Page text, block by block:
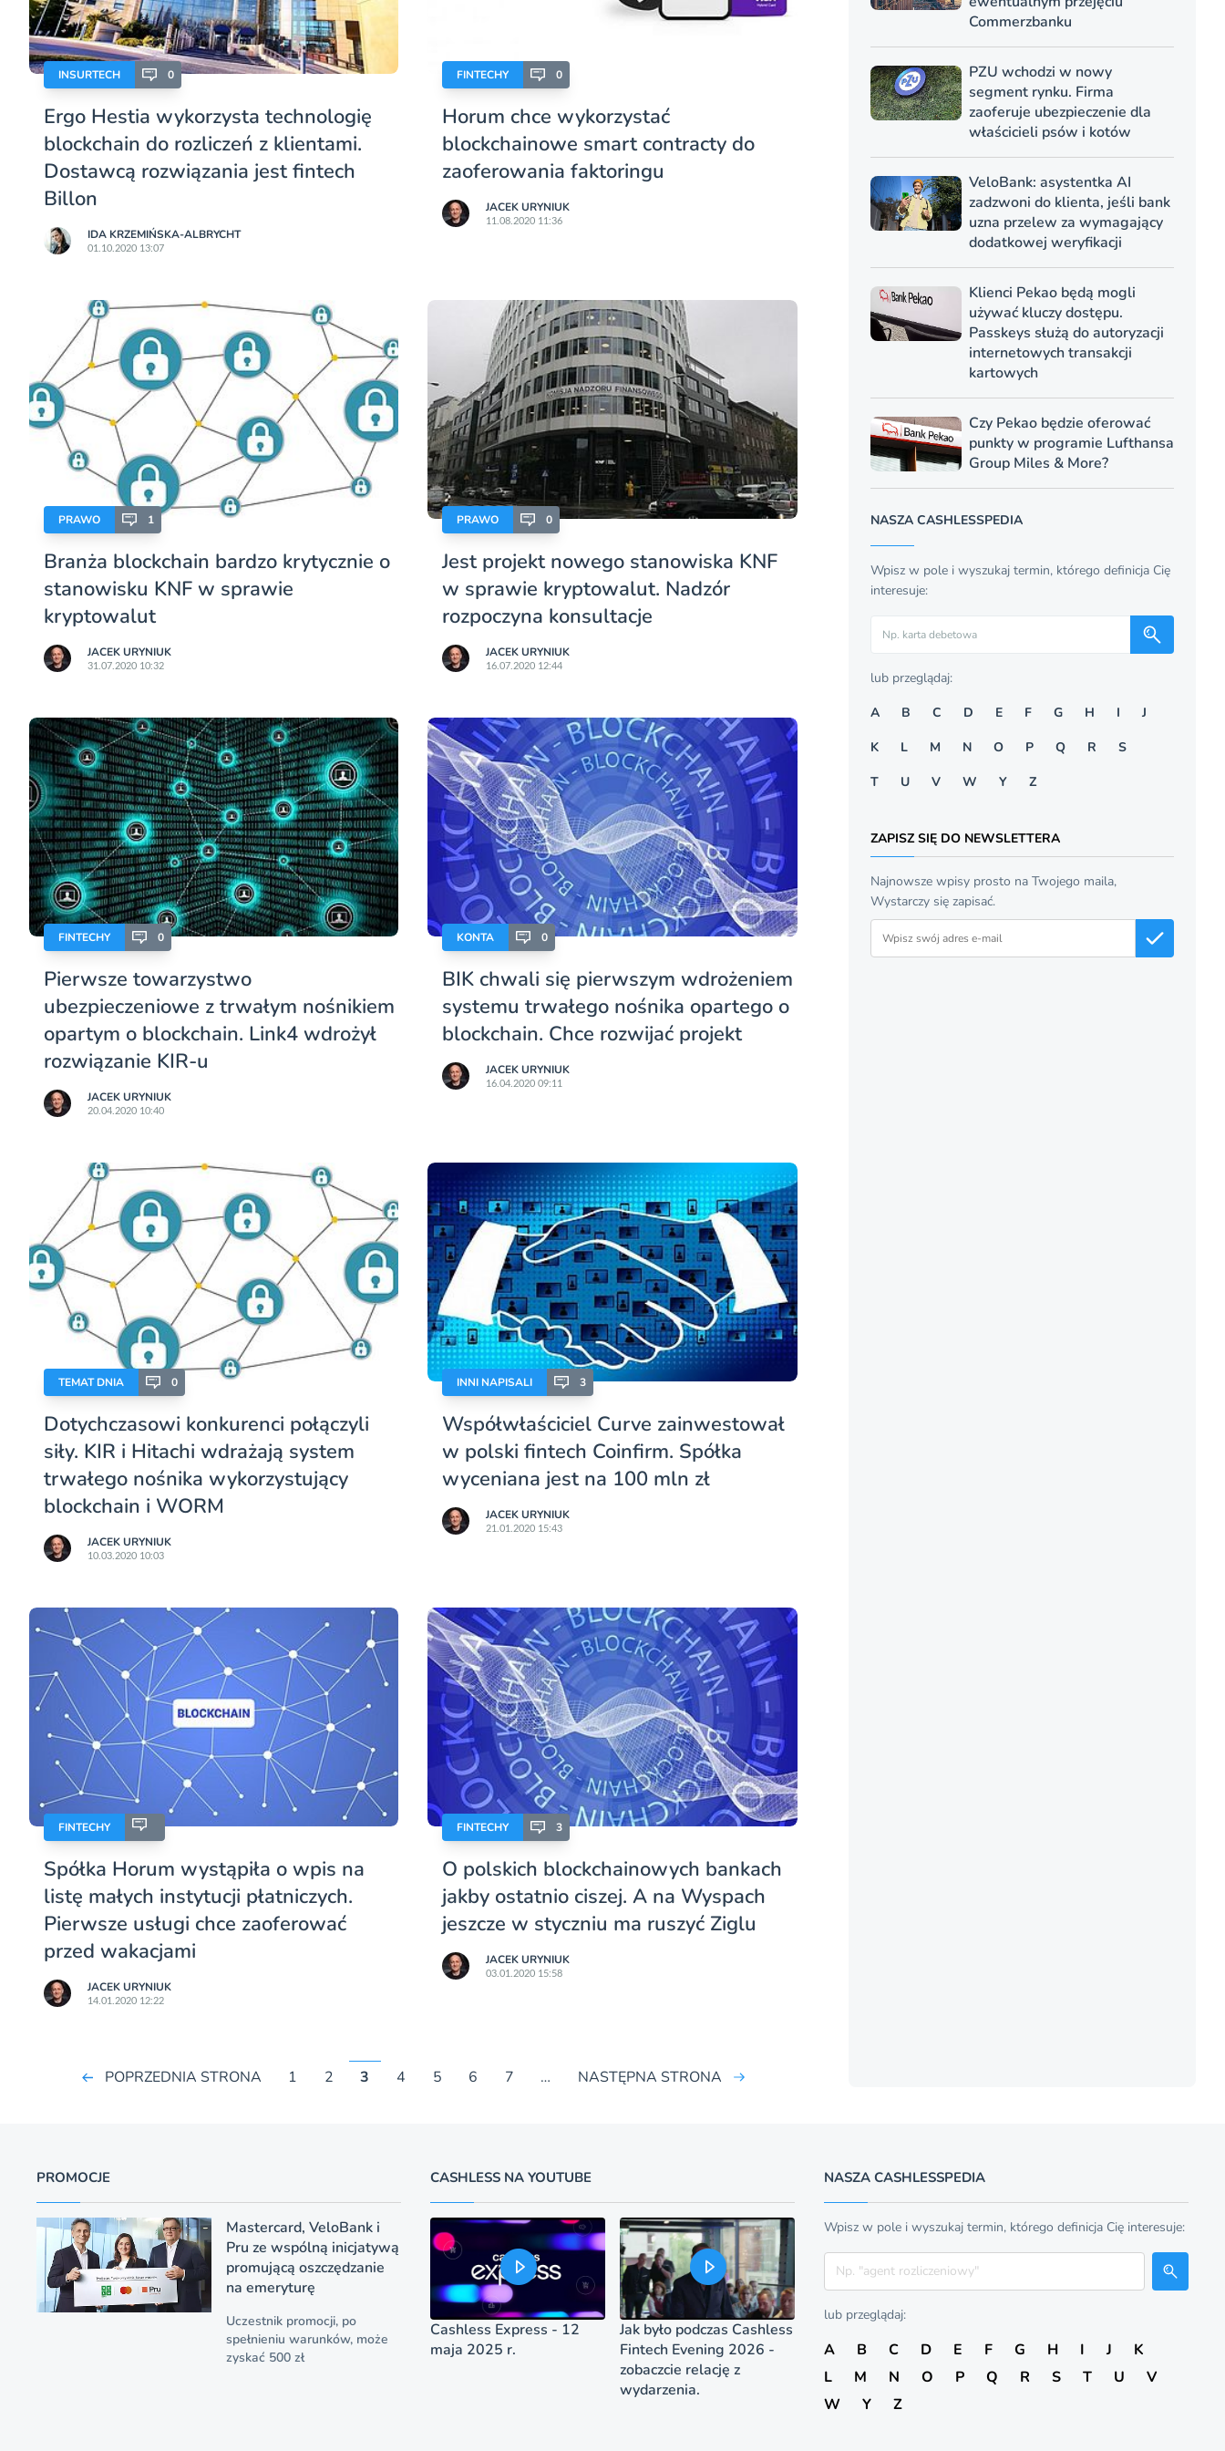
INSURTECH 0
Ergo Hestia wykorzysta technologię
blockchain do rozliczeń z klientami.
Dostawcą rozwiązania jest fintech
Billon
IDA KRZEMIŃSKA-ALBRYCHT
01.10.2020 13:07
FINTECHY 0
Horum chce wykorzystać
blockchainowe smart contracty do
zaoferowania faktoringu
JACEK URYNIUK
11.08.2020 11:36
PRAWO 1
Branża blockchain bardzo krytycznie o
stanowisku KNF w sprawie
kryptowalut
JACEK URYNIUK
31.07.2020 10:32
PRAWO 0
Jest projekt nowego stanowiska KNF
w sprawie kryptowalut. Nadzór
rozpoczyna konsultacje
JACEK URYNIUK
16.07.2020 12:44
FINTECHY 0
Pierwsze towarzystwo
ubezpieczeniowe z trwałym nośnikiem
opartym o blockchain. Link4 wdrożył
rozwiązanie KIR-u
JACEK URYNIUK
20.04.2020 10:40
KONTA 0
BIK chwali się pierwszym wdrożeniem
systemu trwałego nośnika opartego o
blockchain. Chce rozwijać projekt
JACEK URYNIUK
16.04.2020 09:11
TEMAT DNIA 0
Dotychczasowi konkurenci połączyli
siły. KIR i Hitachi wdrażają system
trwałego nośnika wykorzystujący
blockchain i WORM
JACEK URYNIUK
10.03.2020 10:03
INNI NAPISALI 3
Współwłaściciel Curve zainwestował
w polski fintech Coinfirm. Spółka
wyceniana jest na 100 mln zł
JACEK URYNIUK
21.01.2020 15:43
FINTECHY
Spółka Horum wystąpiła o wpis na
listę małych instytucji płatniczych.
Pierwsze usługi chce zaoferować
przed wakacjami
JACEK URYNIUK
14.01.2020 12:22
FINTECHY 3
O polskich blockchainowych bankach
jakby ostatnio ciszej. A na Wyspach
jeszcze w styczniu ma ruszyć Ziglu
JACEK URYNIUK
03.01.2020 15:58
POPRZEDNIA STRONA 1 2 3 4 5 6 7 … NASTĘPNA STRONA
Commerzbanku
PZU wchodzi w nowy
segment rynku. Firma
zaoferuje ubezpieczenie dla
właścicieli psów i kotów
VeloBank: asystentka AI
zadzwoni do klienta, jeśli bank
uzna przelew za wymagający
dodatkowej weryfikacji
Klienci Pekao będą mogli
używać kluczy dostępu.
Passkeys służą do autoryzacji
internetowych transakcji
kartowych
Czy Pekao będzie oferować
punkty w programie Lufthansa
Group Miles & More?
NASZA CASHLESSPEDIA
Wpisz w pole i wyszukaj termin, którego definicja Cię
interesuje:
lub przeglądaj:
A
B C D E F G H I
J
K
L M N O P Q R
S
T
U V W Y Z
ZAPISZ SIĘ DO NEWSLETTERA
Najnowsze wpisy prosto na Twojego maila,
Wystarczy się zapisać.
PROMOCJE
Mastercard, VeloBank i
Pru ze wspólną inicjatywą
promującą oszczędzanie
na emeryturę
Uczestnik promocji, po
spełnieniu warunków, może
zyskać 500 zł
CASHLESS NA YOUTUBE
Cashless Express - 12
maja 2025 r.
Jak było podczas Cashless
Fintech Evening 2026 -
zobaczcie relację z
wydarzenia.
NASZA CASHLESSPEDIA
Wpisz w pole i wyszukaj termin, którego definicja Cię interesuje:
Szukaj
lub przeglądaj:
A B C D E F G H I J
K
L
M N O P Q R S T U
V
W
Y Z